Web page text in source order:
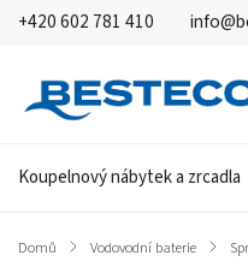
+420 602 781 410
Koupelnový nábytek a zrcadla
Domů / Vodovodní baterie /